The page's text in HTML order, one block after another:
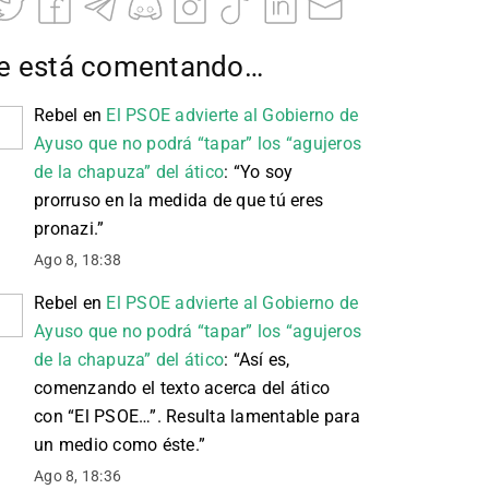
está comentando…
Rebel en El PSOE advierte al Gobierno de
Ayuso que no podrá “tapar” los “agujeros
de la chapuza” del ático: “Yo soy
prorruso en la medida de que tú eres
pronazi.”
Ago 8, 18:38
Rebel en El PSOE advierte al Gobierno de
Ayuso que no podrá “tapar” los “agujeros
de la chapuza” del ático: “Así es,
comenzando el texto acerca del ático
con “El PSOE…”. Resulta lamentable para
un medio como éste.”
Ago 8, 18:36